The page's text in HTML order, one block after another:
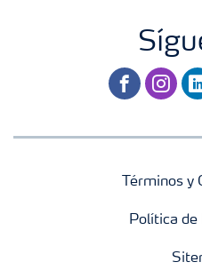
facebook
Términos y
Política de